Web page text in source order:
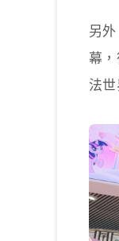
另
幕
法世